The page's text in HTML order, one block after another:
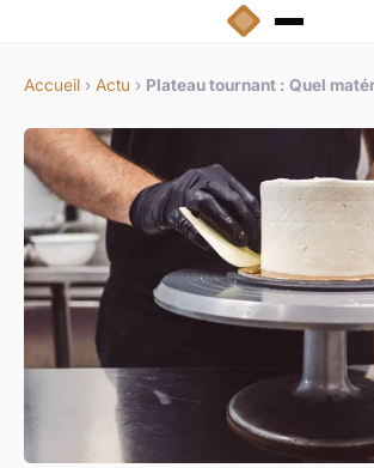
Accueil › Actu › Plateau tournant : Quel